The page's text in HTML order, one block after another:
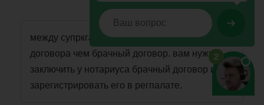
между супркгами не может быть иного
договора чем брачный договор. вам нужно
заключить у нотариуса брачный договор и
зарегистрировать его в регпалате.